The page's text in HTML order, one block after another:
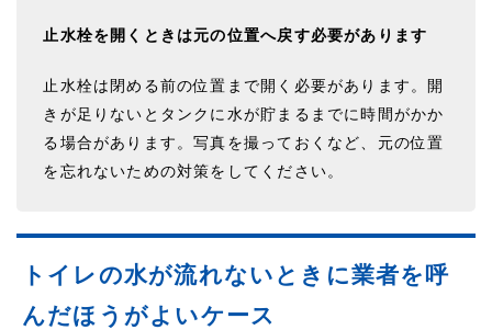
止水栓を開くときは元の位置へ戻す必要があります
止水栓は閉める前の位置まで開く必要があります。開
きが足りないとタンクに水が貯まるまでに時間がかか
る場合があります。写真を撮っておくなど、元の位置
を忘れないための対策をしてください。
トイレの水が流れないときに業者を呼
んだほうがよいケース